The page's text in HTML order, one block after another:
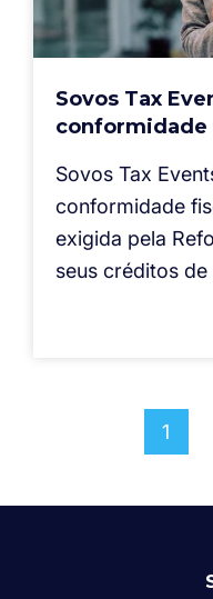
Sovos Tax
conformidade
Sovos Tax
conformidade
exigida pela
seus créditos
1